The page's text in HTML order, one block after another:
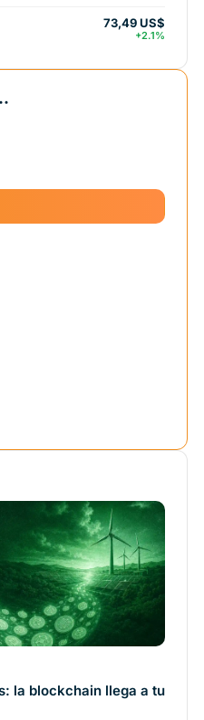
73,49 US$
+2.1%
la blockchain llega a tu